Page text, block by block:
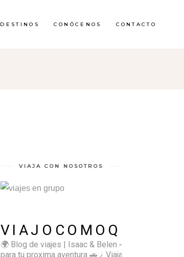
DESTINOS CONÓCENOS CONTACTO
VIAJA CON NOSOTROS
VIAJOCOMOQUIERO
🌍 Blog de viajes | Isaac & Belen ✈️ Inspírate
para tu proxima aventura 🚗 ¿ Viajas sol@? 👉🏻